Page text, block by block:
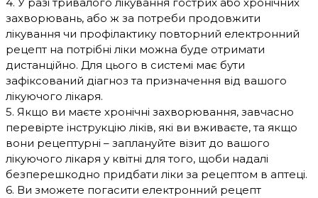
захворювань, або ж за потреби продовжити
лікування чи профілактику повторний електронний
рецепт на потрібні ліки можна буде отримати
дистанційно. Для цього в системі має бути
зафіксований діагноз та призначення від вашого
лікуючого лікаря.
5. Якщо ви маєте хронічні захворювання, завчасно
перевірте інструкцію ліків, які ви вживаєте, та якщо
вони рецептурні – заплануйте візит до вашого
лікуючого лікаря у квітні для того, щоби надалі
безперешкодно придбати ліки за рецептом в аптеці.
6. Ви зможете погасити електронний рецепт